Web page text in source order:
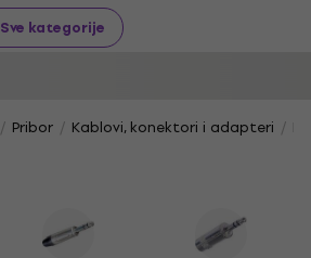
Sve kategorije
Pribor Kablovi, konektori i adapteri